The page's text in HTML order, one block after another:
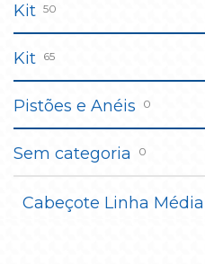
Kit 50
Kit 65
Pistões e Anéis 0
Sem categoria 0
Cabeçote Linha Média